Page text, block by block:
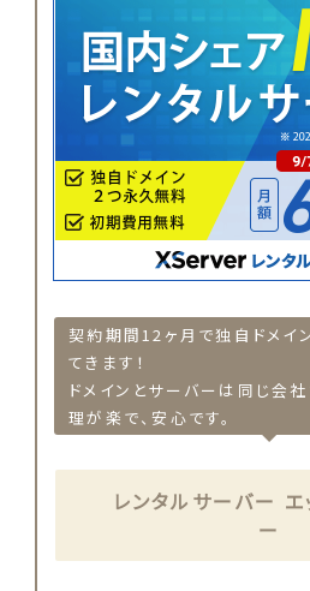
契約期間12ヶ月で独自ドメイ
てきます！
ドメインとサーバーは同じ会社
理が楽で、安心です。
レンタルサーバー
ー